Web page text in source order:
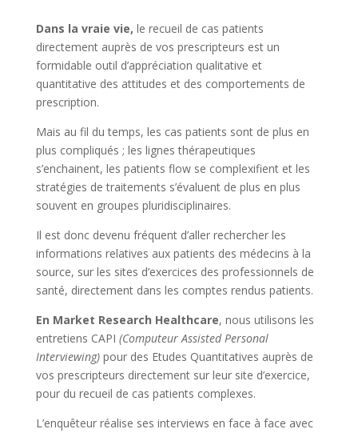
Dans la vraie vie, le recueil de cas patients
directement auprès de vos prescripteurs est un
formidable outil d’appréciation qualitative et
quantitative des attitudes et des comportements de
prescription.
Mais au fil du temps, les cas patients sont de plus en
plus compliqués ; les lignes thérapeutiques
s’enchainent, les patients flow se complexifient et les
stratégies de traitements s’évaluent de plus en plus
souvent en groupes pluridisciplinaires.
Il est donc devenu fréquent d’aller rechercher les
informations relatives aux patients des médecins à la
source, sur les sites d’exercices des professionnels de
santé, directement dans les comptes rendus patients.
En Market Research Healthcare, nous utilisons les
entretiens CAPI (Computeur Assisted Personal
Interviewing)pour des Etudes Quantitatives auprès de
vos prescripteurs directement sur leur site d’exercice,
pour du recueil de cas patients complexes.
L’enquêteur réalise ses interviews en face à face avec